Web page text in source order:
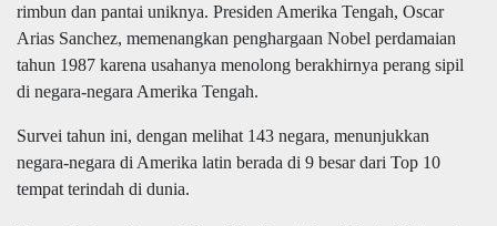
rimbun dan pantai uniknya. Presiden Amerika Tengah, Oscar
Arias Sanchez, memenangkan penghargaan Nobel perdamaian
tahun 1987 karena usahanya menolong berakhirnya perang sipil
di negara-negara Amerika Tengah.
Survei tahun ini, dengan melihat 143 negara, menunjukkan
negara-negara di Amerika latin berada di 9 besar dari Top 10
tempat terindah di dunia.